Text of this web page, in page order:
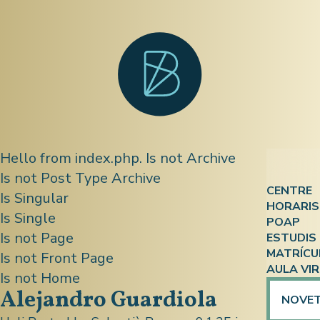
CENTRE
Qui
On
HORARIS
ESPA
POAP
ESTUDIS
ESPA i
AULA
Hello from index.php. Is not Archive
Is not Post Type Archive
Is Singular
Is Single
Is not Page
Is not Front Page
Is not Home
Alejandro Guardiola